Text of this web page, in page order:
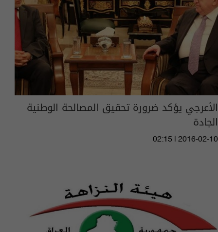
الأعرجي يؤكد ضرورة تحقيق المصالحة الوطنية
الجادة
02:15 | 2016-02-10